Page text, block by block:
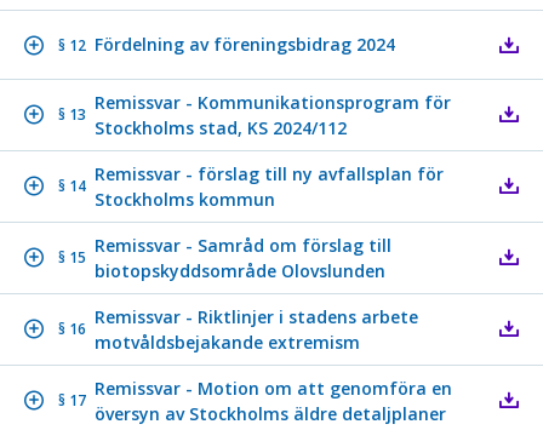
§ 12 Fördelning av föreningsbidrag 2024
§ 13
Remissvar - Kommunikationsprogram för
Stockholms stad, KS 2024/112
§ 14
Remissvar - förslag till ny avfallsplan för
Stockholms kommun
§ 15
Remissvar - Samråd om förslag till
biotopskyddsområde Olovslunden
§ 16
Remissvar - Riktlinjer i stadens arbete
motvåldsbejakande extremism
§ 17
Remissvar - Motion om att genomföra en
översyn av Stockholms äldre detaljplaner